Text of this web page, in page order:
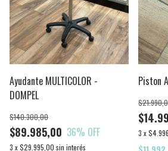
Ayudante MULTICOLOR -
DOMPEL
$89.985,00
$140.300,00
36% OFF
3 x$29.995,00 sin interés
Piston
3 x